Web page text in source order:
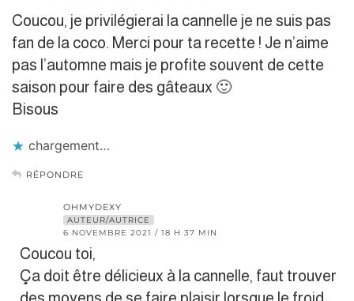
Coucou, je privilégierai la cannelle je ne suis pas
fan de la coco. Merci pour ta recette ! Je n’aime
pas l’automne mais je profite souvent de cette
saison pour faire des gâteaux 🙂
Bisous
chargement…
RÉPONDRE
OHMYDEXY
AUTEUR/AUTRICE
6 NOVEMBRE 2021 / 18 H 37 MIN
Coucou toi,
Ça doit être délicieux à la cannelle, faut trouver